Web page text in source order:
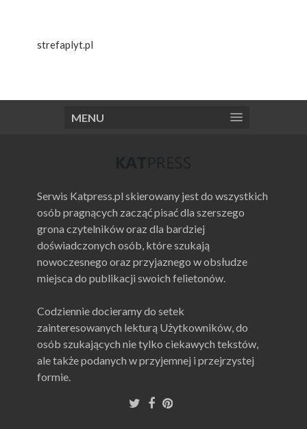
strefaplyt.pl
MENU
Serwis Katpress.pl skierowany jest do wszystkich
osób pragnących zacząć pisać dla szerszego
grona czytelników oraz dla bardziej
doświadczonych osób, które szukają
nowoczesnego oraz przyjaznego w obsłudze
miejsca do publikacji swoich felietonów.
Codziennie docieramy do setek
zainteresowanych lekturą Użytkowników, do
osób szukających nie tylko ciekawych tekstów,
ale także podanych w przyjemnej i przejrzystej
formie.